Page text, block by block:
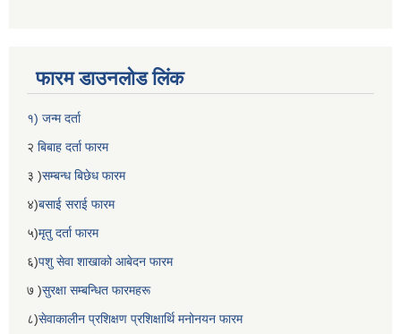
फारम डाउनलोड लिंक
१) जन्म दर्ता
२ बिबाह दर्ता फारम
३ )सम्बन्ध बिछेध फारम
४)बसाई सराई फारम
५)मृतु दर्ता फारम
६)पशु सेवा शाखाको आबेदन फारम
७ )सुरक्षा सम्बन्धित फारमहरू
८)सेवाकालीन प्रशिक्षण प्रशिक्षार्थि मनोनयन फारम